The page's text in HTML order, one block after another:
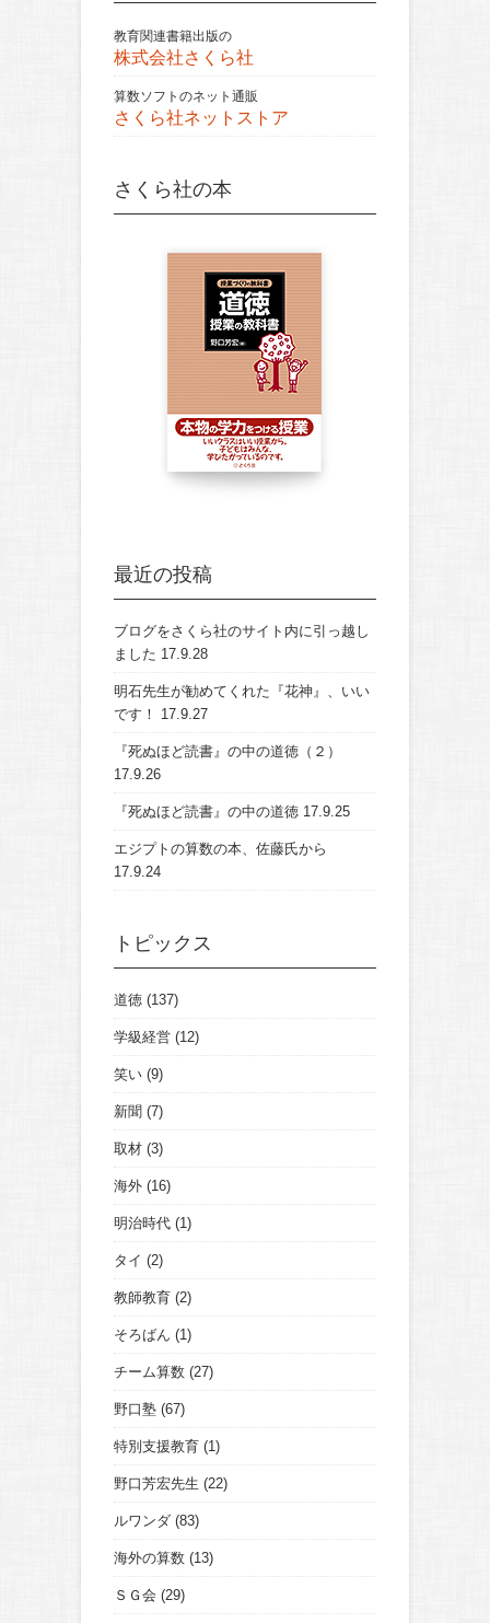
教育関連書籍出版の
株式会社さくら社
算数ソフトのネット通販
さくら社ネットストア
さくら社の本
最近の投稿
ブログをさくら社のサイト内に引っ越し
ました 17.9.28
明石先生が勧めてくれた『花神』、いい
です！
17.9.27
『死ぬほど読書』の中の道徳（２）
17.9.26
『死ぬほど読書』の中の道徳 17.9.25
エジプトの算数の本、佐藤氏から
17.9.24
トピックス
道徳 (137)
学級経営 (12)
笑い (9)
新聞 (7)
取材 (3)
海外 (16)
明治時代 (1)
タイ (2)
教師教育 (2)
そろばん (1)
チーム算数 (27)
野口塾 (67)
特別支援教育 (1)
野口芳宏先生 (22)
ルワンダ (83)
海外の算数 (13)
ＳＧ会 (29)